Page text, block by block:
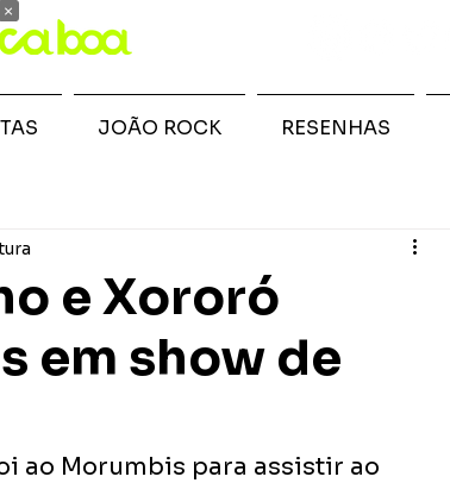
e Xororó
em show de
ao Morumbis para assistir ao
JOÃO ROCK RESENHAS
×